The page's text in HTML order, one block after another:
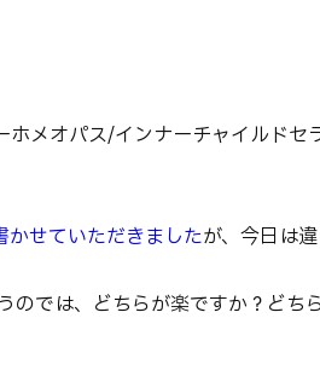
メオパス/インナーチャイルドセ
かせていただきましたが、今日は
のでは、どちらが楽ですか？どち